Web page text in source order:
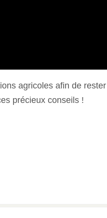
agricoles afin de
précieux conseils !